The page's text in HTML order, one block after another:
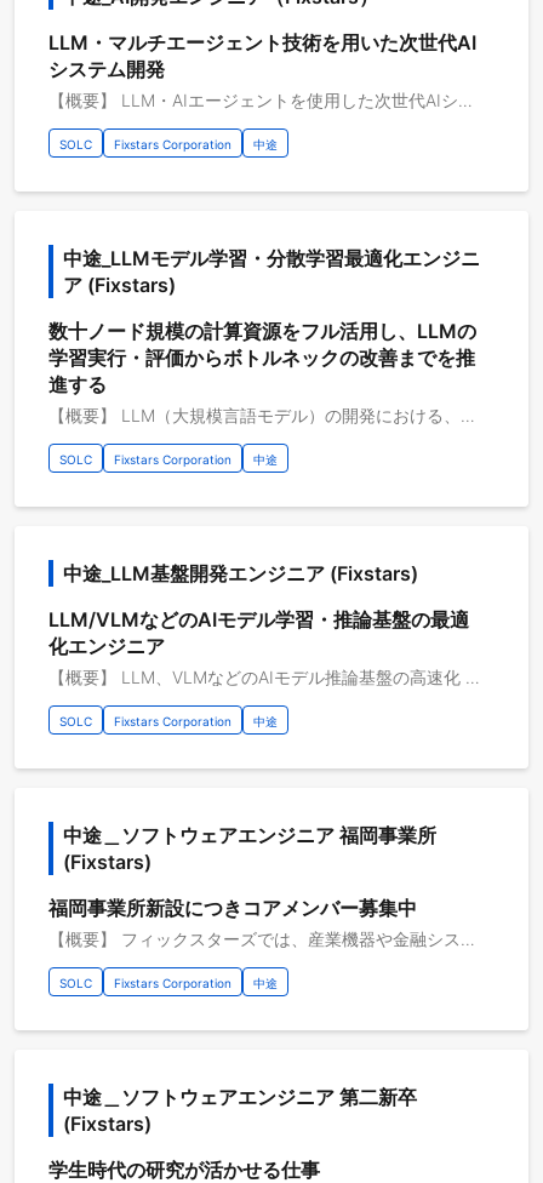
LLM・マルチエージェント技術を用いた次世代AI
システム開発
【概要】 LLM・AIエージェントを使用した次世代AIシステム開発 生成AI・大規模言語モデル（LLM）の進化により、単なるチャットボットに留まらない「AIエージェント」の実用化が進んでいます。 AIエージェントは、LLMを中核として、タスク分解、推論、ツール実行、外部システム連携を自律的に行い、業務やプロダクトを大きく変革する技術です。 フィックスターズではこれまで培ってきたソフトウェアの最適化技術やAI開発技術を活かして、 ・最新のLLM・AIエージェント技術の調査 ・実ビジネス・実運用を前提としたAIエージェント設計 ・プロダクト／顧客システムへの組み込み ・フィックスターズのAIBooster/AIStationなどのAI関連製品を活用したAIの高速化、効率的な推論環境の構築 までを一貫して行い、「使われるAIエージェント」の開発に取り組んでいます。 【具体的な職務内容】 ・最新論文調査 ・Pytorchを用いたAIモデル開発 ・RAG構成の設計・実装 ・LangChainやLangGraphなどの各種ツールを用いたAIエージェント開発 ・vLLMなどを用いた高速なAI推論環境の構築 【従事すべき業務の変更の範囲】 会社の定める業務全般 【案件例】 企業内ナレッジを活用したRAG型AIアシスタント 製品開発プロセスを効率化するAIエージェントの開発 など 【プロジェクトのやりがい】 ・最新のLLM・AIエージェント技術を実務で検証・導入できる ・PoCで終わらない、実サービス・実運用を前提とした開発に携われる ・技術選定やアーキテクチャ設計に大きな裁量がある ・高性能ソフトウェア開発を強みとするエンジニアと協働できる
SOLC Fixstars Corporation 中途
中途_LLMモデル学習・分散学習最適化エンジニ
ア (Fixstars)
数十ノード規模の計算資源をフル活用し、LLMの
学習実行・評価からボトルネックの改善までを推
進する
【概要】 LLM（大規模言語モデル）の開発における、継続事前学習（CPT）、教師あり微調整（SFT）、 強化学習（RL）の学習実行とパフォーマンス評価・改善を担っていただきます。 実験管理ツールや各種ログから、学習の効率・性能に関するボトルネックを仮説ベースで特定し、 モデルのポテンシャルを最大限に引き出すための検証と改善を主導するポジションです。 現在のLLM開発において、多くのエンジニアが直面している課題の一つが「計算資源の不足や、実験の順番待ちによる開発スピードの停滞」です。 どれだけ優れた仮説があっても、検証環境が限られていれば最適なアプローチを見出すことは困難になります。 当プロジェクトの最大のおもしろさは、数十ノード規模の大規模なGPUクラスタ環境を、順番待ちのストレスなく豊富に活用できる点にあります。 本ポジションでは、インフラの構築そのものではなく、この潤沢な計算資源を最大限に活かし、実際のモデル学習を回しながら 評価結果やログを徹底的に分析していただきます。 「データに基づいて仮説を立て、学習の効率化や性能向上に向けた改善を迅速に回す」という、 モデル開発の本質的なプロセスに集中して取り組める環境です。 【具体的な職務内容】 ・大規模言語モデルの開発における継続事前学習（CPT）、教師あり微調整（SFT）、および強化学習（RL）の学習実行と検証 ・WandBなどの実験管理ツールを用いた評価結果の調査、および各種ログ分析に基づく学習効率・性能のボトルネック特定 ・特定したボトルネックに対する仮説ベースの改善策（ハイパーパラメータや分散トポロジーの調整等）の立案・検証・適用 ・モデル学習の効率化や精度向上に向けた、合成データ生成を含むデータパイプラインの運用と評価 ・分散学習フレームワークを用いた、モデルの学習安定性およびメモリ効率化に関する検証・チューニング 【従事すべき業務の変更の範囲】 会社の定める業務全般 【プロジェクトのやりがい】 ・計算資源の制約や順番待ちに縛られることなく、自身の立てた仮説に基づく大規模な実験・検証を迅速に実行できる ・評価メトリクスやログといった定量データから「どこが詰まっているか」を紐解き、自身のチューニングによって学習効率やモデル性能が向上していく手応えをダイレクトに実感できる ・継続事前学習から強化学習、データ生成まで、LLM開発のライフサイクル全体における「実行・評価・改善」の高度なノウハウを体系的に蓄積できる 【開発環境】 開発環境：Python, PyTorch, Megatron-LM / Megatron Bridge, NVIDIA-NeMo その他開発環境：AWS (EC2, EKS), AWS ParallelCluster, Slurm, Linux 開発支援ツール：git, GitHub, Docker, WandB (Weights & Biases)
SOLC Fixstars Corporation 中途
中途_LLM基盤開発エンジニア (Fixstars)
LLM/VLMなどのAIモデル学習・推論基盤の最適
化エンジニア
【概要】 LLM、VLMなどのAIモデル推論基盤の高速化 LLMの学習・推論基盤の構築や運用には、膨大なリソースを必要とします。 そのため、GPUサーバーのハードウェアコストの削減と、ユーザーエクスペリエンス（UX）の向上が急務となっています。 本プロジェクトでは、システム内のボトルネックを徹底的に調査して高速化を図るとともに、使用するハードウェアの特性に合わせたパラメータのチューニングを行います。 【具体的な職務内容】 ・学習・推論基盤におけるボトルネックの調査・プロファイリングの実施 ・学習・推論ソフトウェア・アーキテクチャの最適化と高速化 ・ハードウェア特性に合わせたパラメータのチューニング 【従事すべき業務の変更の範囲】 会社の定める業務全般 【プロジェクトのやりがい】 ・AIの最先端かつ最難関の領域に、泥臭い低レイヤの技術で挑む面白さ ・莫大なコストを削減し、プロダクトを『実用化』へ導く決定的な役割 ・世界的に枯渇している『AIインフラ/MLOpsエンジニア』としての唯一無二の経験 【開発環境】 開発環境：Linux, Windows 開発言語：Python, PyTorch, C++ 開発支援ツール：Git, GitLab, GitHub 開発手法：チケット駆動開発、アジャイル開発等
SOLC Fixstars Corporation 中途
中途＿ソフトウェアエンジニア 福岡事業所
(Fixstars)
福岡事業所新設につきコアメンバー募集中
【概要】 フィックスターズでは、産業機器や金融システムの性能向上、最新フラッシュメモリ搭載製品の開発、自動運転や自律走行ロボットの実用化など、様々な課題を持つお客様向けに、ハードウェアの性能を最大限に引き出すソフトウェアの開発を行っています。低レイヤソフトウェア技術、アルゴリズム実装力、各産業・研究分野の知見を活かし、他社にはない高い価値をお客様に提供しています。 この度、福岡事業所新設につきコアメンバーを募集しています。 【具体的な職務内容】 ・DX推進事業 ・GPU計算モジュールの高速化 ・ハード・ソフトウェア開発 上記に加え、新規案件を提案・実行していただくことも可能です 【従事すべき業務の変更の範囲】 会社の定める業務全般 【プロジェクトのやりがい】 ・新設の事業所を立上げていくコアメンバーとして活躍できる ・顧客との直接取引が多く、次世代の技術や最先端の技術に携わることができます ・在籍のエンジニアはレベルが高く、新たなスキルを学び、技術者としての経験を積み、成長するのに最適な環境です ・ソフトウェアエンジニアでも、技術分野とビジネス分野両方のキャリアパスが用意されています 【開発環境】 開発環境：Java・C・C++・Python2・Python3 フレームワーク：Vue.js その他開発環境：Linux・Windows 開発支援ツール：Git・GitHub 開発手法：プロジェクトごとに選択 開発内容タイプ：B2B クラウドプラットフォーム：Amazon Web Service・Microsoft Azure
SOLC Fixstars Corporation 中途
中途＿ソフトウェアエンジニア 第二新卒
(Fixstars)
学生時代の研究が活かせる仕事